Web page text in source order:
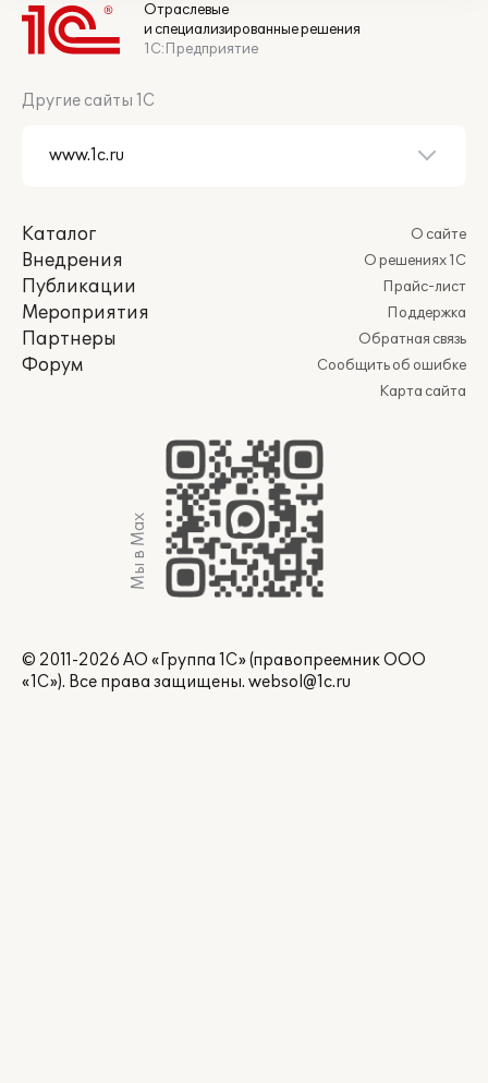
Отраслевые
и специализированные решения
1С:Предприятие
Другие сайты 1С
Каталог
Внедрения
Публикации
Мероприятия
Партнеры
Форум
О сайте
О решениях 1С
Прайс-лист
Поддержка
Обратная связь
Сообщить об ошибке
Карта сайта
Мы в Max
© 2011-2026 АО «Группа 1С» (правопреемник ООО
«1С»). Все права защищены. websol@1c.ru